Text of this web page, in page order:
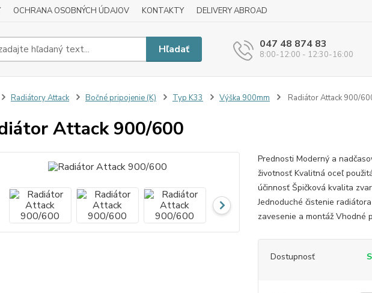
OCHRANA OSOBNÝCH ÚDAJOV KONTAKTY DELIVERY ABROAD
Hľadať 047 48 874 83
8:00-12:00 - 12:30-16:00
Radiátory Attack Bočné pripojenie (K) Typ K33 Výška 900mm Radiátor Attack 900/
Attack 900/600
Prednosti Moderný a
životnosť Kvalitná oceľ
účinnosť Špičková kvalita
Jednoduché čistenie
zavesenie a montáž Vhodné
Dostupnosť